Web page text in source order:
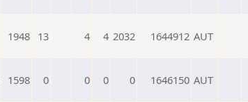
1948 13 4 4 2032 1644912 AUT
1598 0 0 0 0 1646150 AUT